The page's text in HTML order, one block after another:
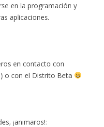
en la programación y
aplicaciones.
en contacto con
o con el Distrito Beta
¡animaros!: